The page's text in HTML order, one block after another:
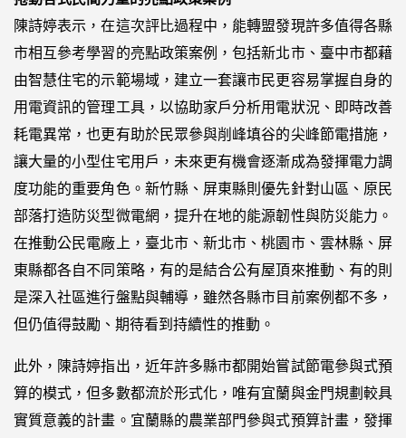
陳詩婷表示，在這次評比過程中，能轉盟發現許多值得各縣
市相互參考學習的亮點政策案例，包括新北市、臺中市都藉
由智慧住宅的示範場域，建立一套讓市民更容易掌握自身的
用電資訊的管理工具，以協助家戶分析用電狀況、即時改善
耗電異常，也更有助於民眾參與削峰填谷的尖峰節電措施，
讓大量的小型住宅用戶，未來更有機會逐漸成為發揮電力調
度功能的重要角色。新竹縣、屏東縣則優先針對山區、原民
部落打造防災型微電網，提升在地的能源韌性與防災能力。
在推動公民電廠上，臺北市、新北市、桃園市、雲林縣、屏
東縣都各自不同策略，有的是結合公有屋頂來推動、有的則
是深入社區進行盤點與輔導，雖然各縣市目前案例都不多，
但仍值得鼓勵、期待看到持續性的推動。
此外，陳詩婷指出，近年許多縣市都開始嘗試節電參與式預
算的模式，但多數都流於形式化，唯有宜蘭與金門規劃較具
實質意義的計畫。宜蘭縣的農業部門參與式預算計畫，發揮